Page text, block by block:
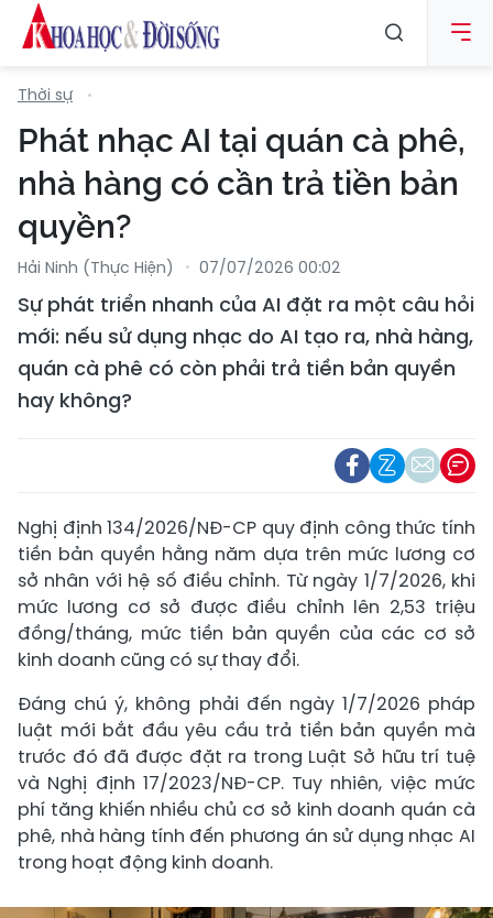
Thời sự
Phát nhạc AI tại quán cà phê,
nhà hàng có cần trả tiền bản
quyền?
Hải Ninh (thực Hiện) 07/07/2026 00:02
Sự phát triển nhanh của AI đặt ra một câu hỏi
mới: nếu sử dụng nhạc do AI tạo ra, nhà hàng,
quán cà phê có còn phải trả tiền bản quyền
hay không?
Nghị định 134/2026/NĐ-CP quy định công thức tính
tiền bản quyền hằng năm dựa trên mức lương cơ
sở nhân với hệ số điều chỉnh. Từ ngày 1/7/2026, khi
mức lương cơ sở được điều chỉnh lên 2,53 triệu
đồng/tháng, mức tiền bản quyền của các cơ sở
kinh doanh cũng có sự thay đổi.
Đáng chú ý, không phải đến ngày 1/7/2026 pháp
luật mới bắt đầu yêu cầu trả tiền bản quyền mà
trước đó đã được đặt ra trong Luật Sở hữu trí tuệ
và Nghị định 17/2023/NĐ-CP. Tuy nhiên, việc mức
phí tăng khiến nhiều chủ cơ sở kinh doanh quán cà
phê, nhà hàng tính đến phương án sử dụng nhạc AI
trong hoạt động kinh doanh.